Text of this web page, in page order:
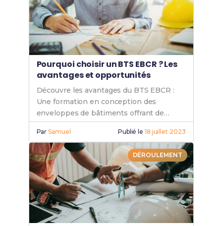
Pourquoi choisir un BTS EBCR ? Les
avantages et opportunités
Découvre les avantages du BTS EBCR :
Une formation en conception des
enveloppes de bâtiments offrant de
nombreuses opportunités de carrière
dans un secteur en pleine croissance.
ParSamuel Publié le 18 juillet 2023
DÉROULEMENT